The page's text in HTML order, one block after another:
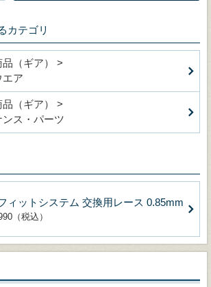
カテゴリ
（ギア） >
エア
（ギア） >
ンス・パーツ
ィットシステム 交換用レース 0.85mm
（税込）